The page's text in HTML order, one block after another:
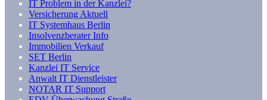
IT Problem in der Kanzlei?
Versicherung Aktuell
IT Systemhaus Berlin
Insolvenzberater Info
Immobilien Verkauf
SET Berlin
Kanzlei IT Service
Anwalt IT Dienstleister
NOTAR IT Support